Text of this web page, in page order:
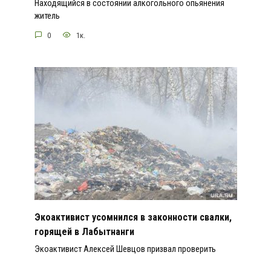
Находящийся в состоянии алкогольного опьянения
житель
0 1к.
Экоактивист усомнился в законности свалки,
горящей в Лабытнанги
Экоактивист Алексей Шевцов призвал проверить